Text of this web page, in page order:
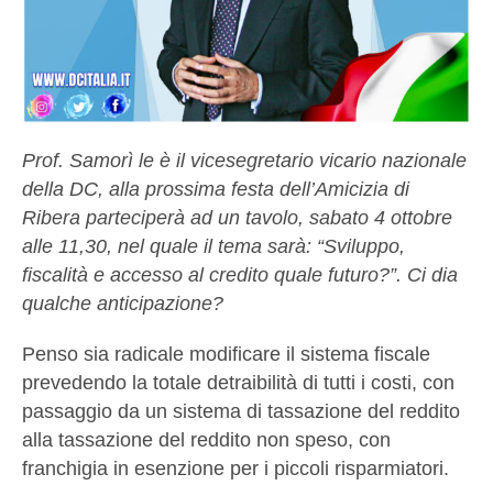
Prof. Samorì le è il vicesegretario vicario nazionale
della DC, alla prossima festa dell’Amicizia di
Ribera parteciperà ad un tavolo, sabato 4 ottobre
alle 11,30, nel quale il tema sarà: “Sviluppo,
fiscalità e accesso al credito quale futuro?”. Ci dia
qualche anticipazione?
Penso sia radicale modificare il sistema fiscale
prevedendo la totale detraibilità di tutti i costi, con
passaggio da un sistema di tassazione del reddito
alla tassazione del reddito non speso, con
franchigia in esenzione per i piccoli risparmiatori.